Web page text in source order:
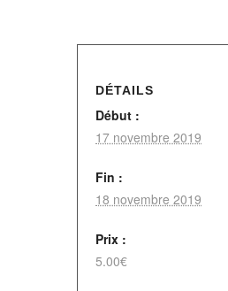
DÉTAILS
Début :
17 novembre 2019
Fin :
18 novembre 2019
Prix :
5.00€